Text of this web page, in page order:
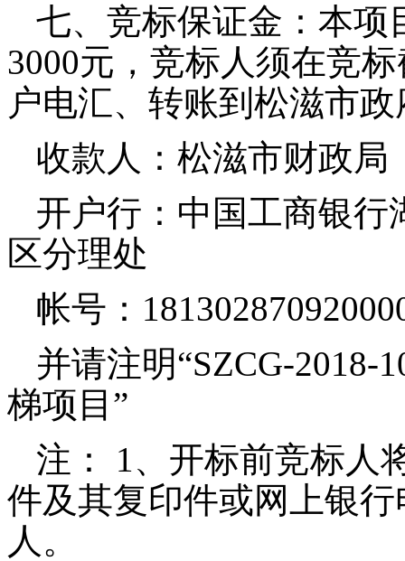
七、竞标保证金：本项
3000元，竞标人须在竞
户电汇、转账到松滋市
收款人：松滋市财政局
开户行：中国工商银行
区分理处
帐号：
并请注明“SZCG-2018-
梯项目”
注：
1 、开标前竞标人
件及其复印件或网上银
人。